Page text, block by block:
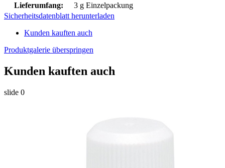
Lieferumfang:
3 g Einzelpackung
Sicherheitsdatenblatt herunterladen
Kunden kauften auch
Produktgalerie überspringen
Kunden kauften auch
slide 0